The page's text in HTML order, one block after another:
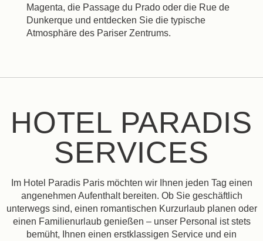
Magenta, die Passage du Prado oder die Rue de
Dunkerque und entdecken Sie die typische
Atmosphäre des Pariser Zentrums.
HOTEL PARADIS
SERVICES
Im Hotel Paradis Paris möchten wir Ihnen jeden Tag einen
angenehmen Aufenthalt bereiten. Ob Sie geschäftlich
unterwegs sind, einen romantischen Kurzurlaub planen oder
einen Familienurlaub genießen – unser Personal ist stets
bemüht, Ihnen einen erstklassigen Service und ein